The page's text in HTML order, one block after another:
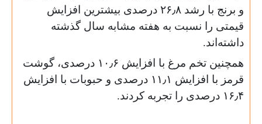
و برنج با رشد ۲۶٫۸ درصدی بیشترین افزایش
قیمتی را نسبت به هفته مشابه سال گذشته
داشته‌اند.
همچنین تخم مرغ با افزایش ۱۰٫۶ درصدی، گوشت
قرمز با افزایش ۱۱٫۱ درصدی و حبوبات با افزایش
۱۶٫۴ درصدی را تجربه کردند.